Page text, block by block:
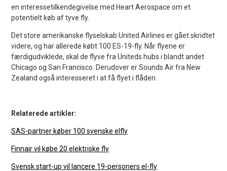
en interessetilkendegivelse med Heart Aerospace om et
potentielt køb af tyve fly.
Det store amerikanske flyselskab United Airlines er gået skridtet
videre, og har allerede købt 100 ES-19-fly. Når flyene er
færdigudviklede, skal de flyve fra Uniteds hubs i blandt andet
Chicago og San Francisco. Derudover er Sounds Air fra New
Zealand også interesseret i at få flyet i flåden.
Relaterede artikler:
SAS-partner køber 100 svenske elfly
Finnair vil købe 20 elektriske fly
Svensk start-up vil lancere 19-personers el-fly